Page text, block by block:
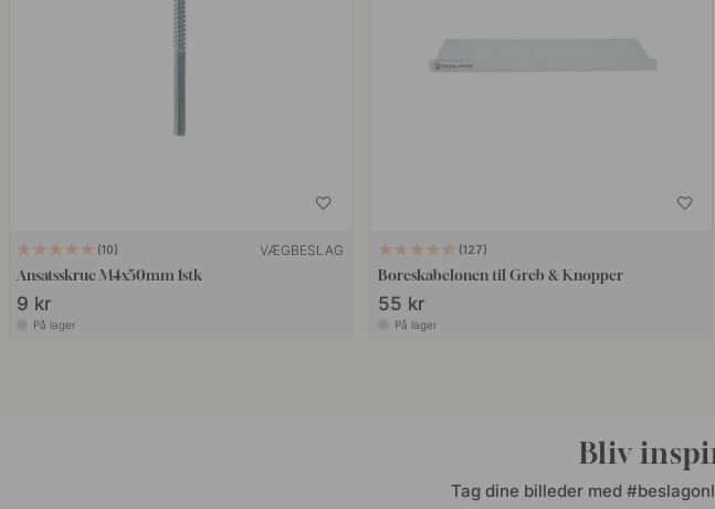
10 VÆGBESLAG
Ansatsskrue M4x50mm 1stk
9 kr
På lager
127
Boreskabelonen til Greb & Knopper
55 kr
På lager
Bliv
Tag dine billeder med